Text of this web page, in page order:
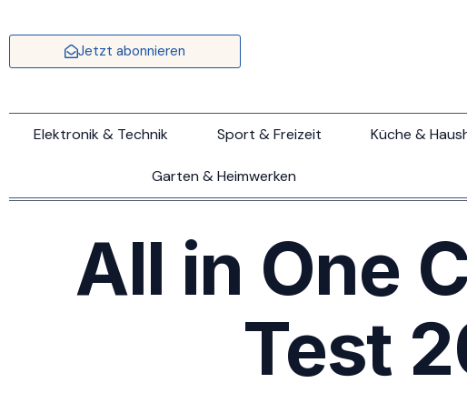
Jetzt abonnieren
Elektronik & Technik Sport & Freizeit Küche &
Garten & Heimwerken
All in One
Test